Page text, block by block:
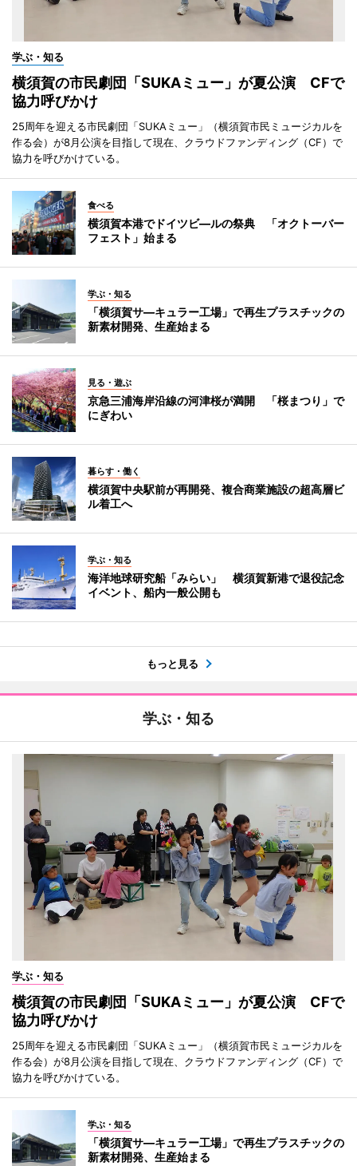
学ぶ・知る
横須賀の市民劇団「SUKAミュー」が夏公演 CFで
協力呼びかけ
25周年を迎える市民劇団「SUKAミュー」（横須賀市民ミュージカルを
作る会）が8月公演を目指して現在、クラウドファンディング（CF）で
協力を呼びかけている。
食べる
横須賀本港でドイツビ―ルの祭典 「オクトーバー
フェスト」始まる
学ぶ・知る
「横須賀サ―キュラー工場」で再生プラスチックの
新素材開発、生産始まる
見る・遊ぶ
京急三浦海岸沿線の河津桜が満開 「桜まつり」で
にぎわい
暮らす・働く
横須賀中央駅前が再開発、複合商業施設の超高層ビ
ル着工へ
学ぶ・知る
海洋地球研究船「みらい」 横須賀新港で退役記念
イベント、船内一般公開も
もっと見る
学ぶ・知る
学ぶ・知る
横須賀の市民劇団「SUKAミュー」が夏公演 CFで
協力呼びかけ
25周年を迎える市民劇団「SUKAミュー」（横須賀市民ミュージカルを
作る会）が8月公演を目指して現在、クラウドファンディング（CF）で
協力を呼びかけている。
学ぶ・知る
「横須賀サ―キュラー工場」で再生プラスチックの
新素材開発、生産始まる